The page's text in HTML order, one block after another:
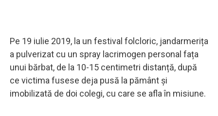
Pe 19 iulie 2019, la un festival folcloric, jandarmerița
a pulverizat cu un spray lacrimogen personal fața
unui bărbat, de la 10-15 centimetri distanță, după
ce victima fusese deja pusă la pământ și
imobilizată de doi colegi, cu care se afla în misiune.